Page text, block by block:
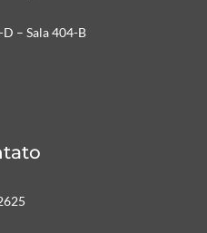
– Sala 404-B